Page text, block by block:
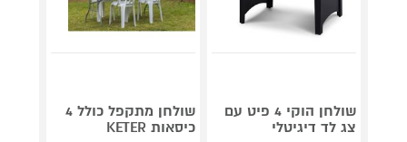
שולחן הוקי 4 פיט עם
צג לד דיגיטלי
שולחן מתקפל כולל 4
כיסאות KETER